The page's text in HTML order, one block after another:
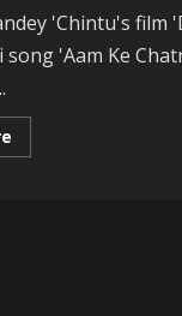
ने
सिनेमाई
'Chintu's film
song 'Aam Ke
Read
more